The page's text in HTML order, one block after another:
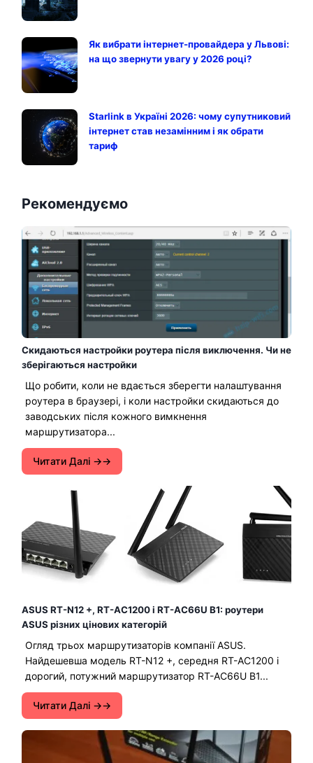
Як вибрати інтернет-провайдера у Львові:
на що звернути увагу у 2026 році?
Starlink в Україні 2026: чому супутниковий
інтернет став незамінним і як обрати
тариф
Рекомендуємо
Скидаються настройки роутера після виключення. Чи не
зберігаються настройки
Що робити, коли не вдається зберегти налаштування
роутера в браузері, і коли настройки скидаються до
заводських після кожного вимкнення
маршрутизатора...
Читати Далі →
ASUS RT-N12 +, RT-AC1200 і RT-AC66U B1: роутери
ASUS різних цінових категорій
Огляд трьох маршрутизаторів компанії ASUS.
Найдешевша модель RT-N12 +, середня RT-AC1200 і
дорогий, потужний маршрутизатор RT-AC66U B1...
Читати Далі →